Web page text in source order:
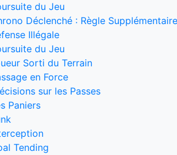
du Jeu
Déclenché : Règle Supplémentaire
Illégale
du Jeu
Sorti du Terrain
en Force
sur les Passes
Paniers
Tending